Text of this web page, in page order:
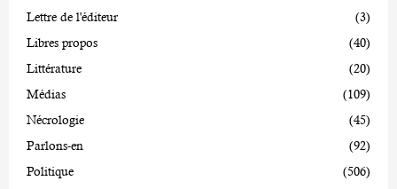
Lettre de l'éditeur
(3)
Libres propos
(40)
Littérature
(20)
Médias
(109)
Nécrologie
(45)
Parlons-en
(92)
Politique
(506)